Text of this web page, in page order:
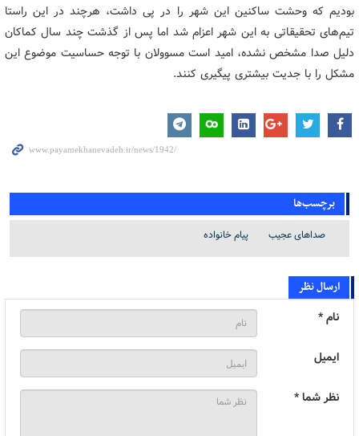
بودیم که وحشت ساکنین این شهر را در پی داشت، هرچند در این راستا
تیم‌های تحقیقاتی به این شهر اعزام شد اما پس از گذشت چند سال کماکان
دلیل صدا مشخص نشده، امید است مسوولان با توجه حساسیت موضوع این
مشکل را با جدیت بیشتری پیگیری کنند.
برچسب‌ها
صداهای عجیب پیام خانواده
ارسال نظر
نام *
ایمیل
نظر شما *